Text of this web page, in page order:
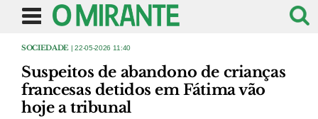
SOCIEDADE | 22-05-2026 11:40
Suspeitos de abandono de crianças
francesas detidos em Fátima vão
hoje a tribunal